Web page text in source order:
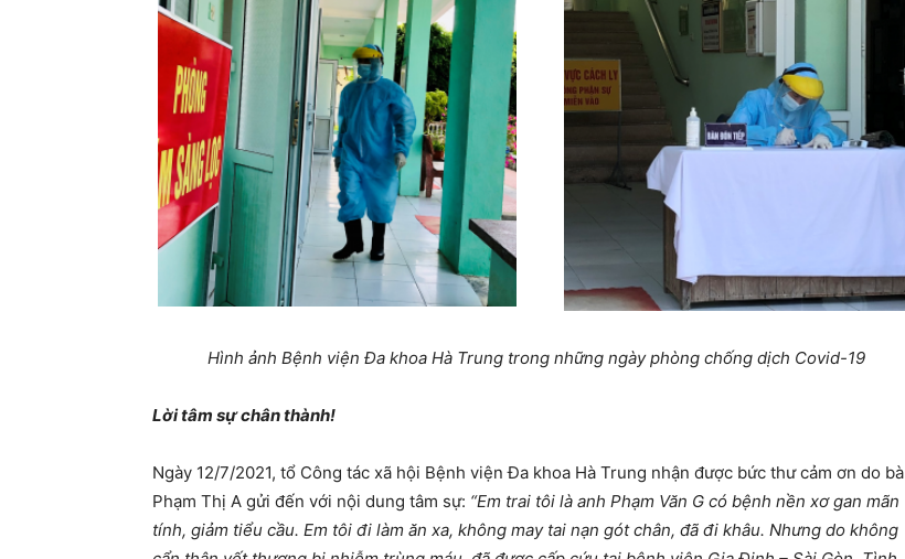
Hình ảnh Bệnh viện Đa khoa Hà Trung trong những ngày phòng chống dịch Covid-19
Lời tâm sự chân thành!
Ngày 12/7/2021, tổ Công tác xã hội Bệnh viện Đa khoa Hà Trung nhận được bức thư cảm ơn do bà
Phạm Thị A gửi đến với nội dung tâm sự: “Em trai tôi là anh Phạm Văn G có bệnh nền xơ gan mãn
tính, giảm tiểu cầu. Em tôi đi làm ăn xa, không may tai nạn gót chân, đã đi khâu. Nhưng do không